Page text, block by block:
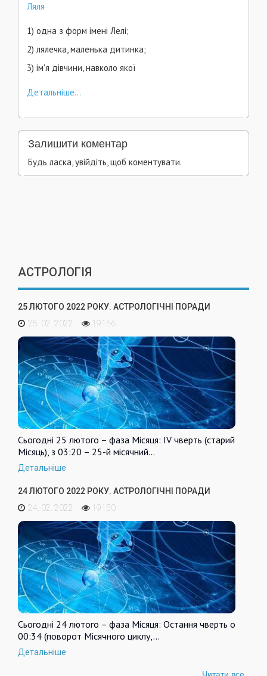
Ляля
1) одна з форм імені Лелі;
2) лялечка, маленька дитинка;
3) ім'я дівчини, навколо якої
Детальніше...
Залишити коментар
Будь ласка, увійдіть, щоб коментувати.
АСТРОЛОГІЯ
25 ЛЮТОГО 2022 РОКУ. АСТРОЛОГІЧНІ ПОРАДИ
25. 02. 2022
19156
Сьогодні 25 лютого – фаза Місяця: IV чверть (старий
Місяць), з 03:20 – 25-й місячний…
Детальніше
24 ЛЮТОГО 2022 РОКУ. АСТРОЛОГІЧНІ ПОРАДИ
24. 02. 2022
19150
Сьогодні 24 лютого – фаза Місяця: Остання чверть о
00:34 (поворот Місячного циклу,…
Детальніше